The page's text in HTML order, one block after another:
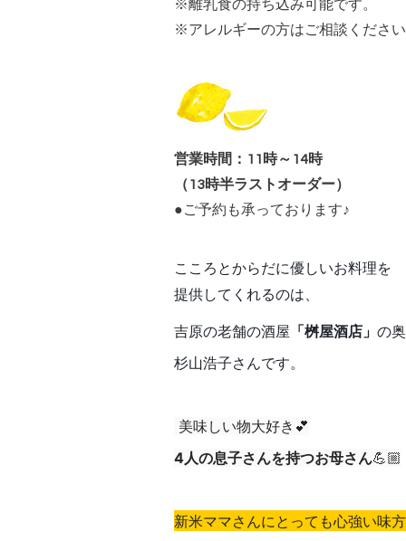
※離乳食の持ち込み可能です。
※アレルギーの方はご相談くださ
営業時間：11時～14時
（13時半ラストオーダー）
●ご予約も承っております♪
こころとからだに優しいお料理を
提供してくれるのは、
吉原の老舗の酒屋 「桝屋酒店」 の
杉山浩子さんです。
美味しい物大好き💕
4人の息子さんを持つお母さん💪🏼
新米ママさんにとっても心強い味